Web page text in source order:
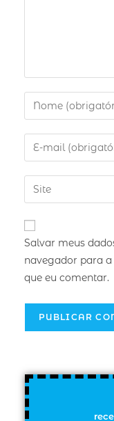
Salvar meus
navegador para
que eu comentar.